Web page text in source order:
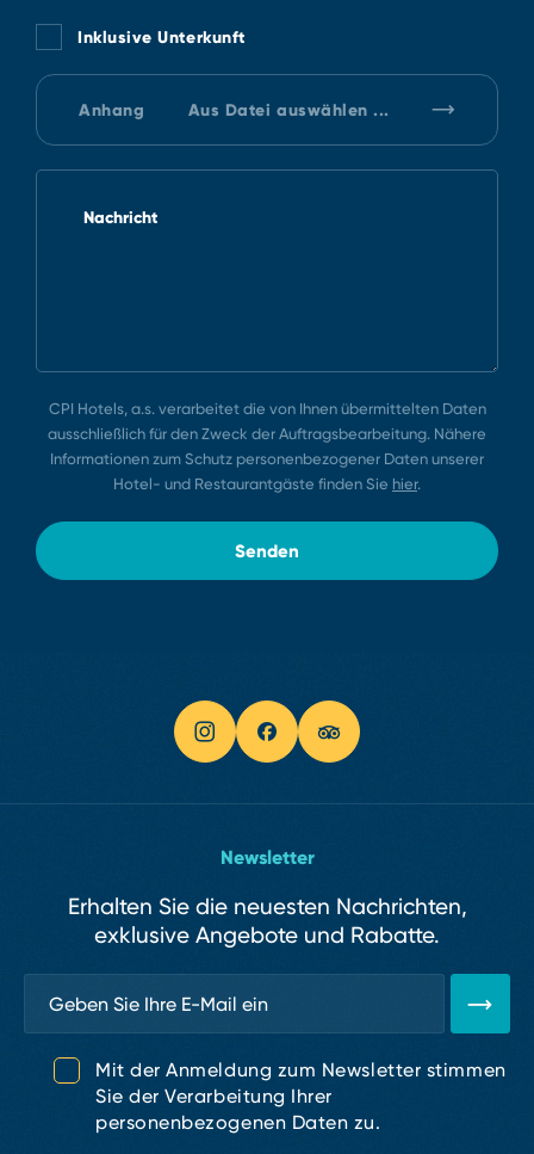
Inklusive Unterkunft
Anhang Aus Datei auswählen ...
Nachricht
CPI Hotels, a.s. verarbeitet die von Ihnen übermittelten Daten
ausschließlich für den Zweck der Auftragsbearbeitung. Nähere
Informationen zum Schutz personenbezogener Daten unserer
Hotel⁠-⁠ und Restaurantgäste finden Sie hier.
Senden
Newsletter
Erhalten Sie die neuesten Nachrichten,
exklusive Angebote und Rabatte.
Mit der Anmeldung zum Newsletter stimmen
Sie der Verarbeitung Ihrer
personenbezogenen Daten zu.